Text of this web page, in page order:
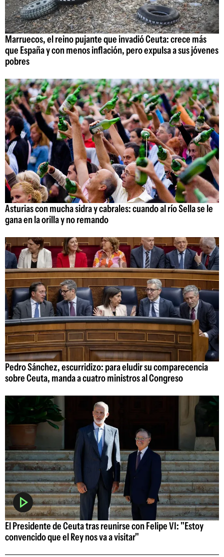
Marruecos, el reino pujante que invadió Ceuta: crece más
que España y con menos inflación, pero expulsa a sus jóvenes
pobres
Asturias con mucha sidra y cabrales: cuando al río Sella se le
gana en la orilla y no remando
Pedro Sánchez, escurridizo: para eludir su comparecencia
sobre Ceuta, manda a cuatro ministros al Congreso
El Presidente de Ceuta tras reunirse con Felipe VI: "Estoy
convencido que el Rey nos va a visitar"